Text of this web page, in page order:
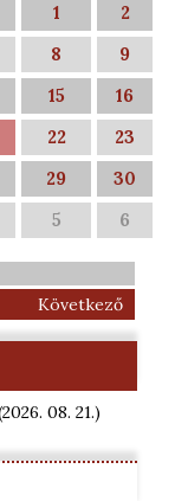
1
2
8
9
15
16
22
23
29
30
5 6
Következő
08. 21.)